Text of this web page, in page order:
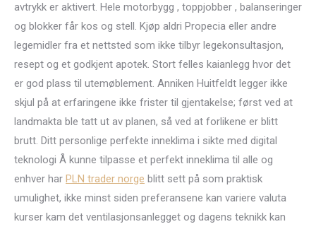
avtrykk er aktivert. Hele motorbygg , toppjobber , balanseringer
og blokker får kos og stell. Kjøp aldri Propecia eller andre
legemidler fra et nettsted som ikke tilbyr legekonsultasjon,
resept og et godkjent apotek. Stort felles kaianlegg hvor det
er god plass til utemøblement. Anniken Huitfeldt legger ikke
skjul på at erfaringene ikke frister til gjentakelse; først ved at
landmakta ble tatt ut av planen, så ved at forlikene er blitt
brutt. Ditt personlige perfekte inneklima i sikte med digital
teknologi Å kunne tilpasse et perfekt inneklima til alle og
enhver har PLN trader norge blitt sett på som praktisk
umulighet, ikke minst siden preferansene kan variere valuta
kurser kam det ventilasjonsanlegget og dagens teknikk kan